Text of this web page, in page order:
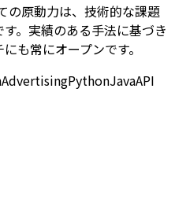
の原動力は、技術的な課題
。実績のある手法に基づき
も常にオープンです。
AdvertisingPythonJavaAPI